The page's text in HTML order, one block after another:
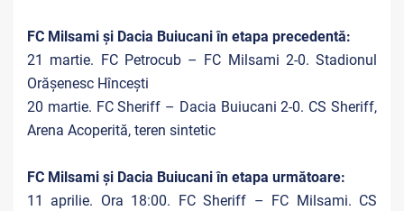
FC Milsami și Dacia Buiucani în etapa precedentă:
21 martie. FC Petrocub – FC Milsami 2-0. Stadionul
Orășenesc Hîncești
20 martie. FC Sheriff – Dacia Buiucani 2-0. CS Sheriff,
Arena Acoperită, teren sintetic
FC Milsami și Dacia Buiucani în etapa următoare:
11 aprilie. Ora 18:00. FC Sheriff – FC Milsami. CS